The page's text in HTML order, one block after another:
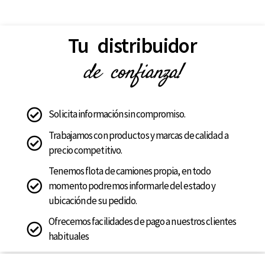
Tu distribuidor
de confianza!
Solicita información sin compromiso.
Trabajamos con productos y marcas de calidad a
precio competitivo.
Tenemos flota de camiones propia, en todo
momento podremos informarle del estado y
ubicación de su pedido.
Ofrecemos facilidades de pago a nuestros clientes
habituales